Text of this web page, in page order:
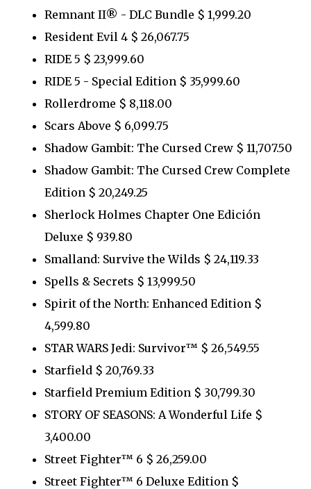
Remnant II® - DLC Bundle $ 1,999.20
Resident Evil 4 $ 26,067.75
RIDE 5 $ 23,999.60
RIDE 5 - Special Edition $ 35,999.60
Rollerdrome $ 8,118.00
Scars Above $ 6,099.75
Shadow Gambit: The Cursed Crew $ 11,707.50
Shadow Gambit: The Cursed Crew Complete
Edition $ 20,249.25
Sherlock Holmes Chapter One Edición
Deluxe $ 939.80
Smalland: Survive the Wilds $ 24,119.33
Spells & Secrets $ 13,999.50
Spirit of the North: Enhanced Edition $
4,599.80
STAR WARS Jedi: Survivor™ $ 26,549.55
Starfield $ 20,769.33
Starfield Premium Edition $ 30,799.30
STORY OF SEASONS: A Wonderful Life $
3,400.00
Street Fighter™ 6 $ 26,259.00
Street Fighter™ 6 Deluxe Edition $